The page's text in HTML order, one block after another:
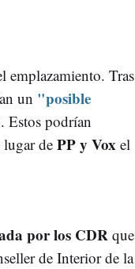
emplazamiento. Tras
un "posible
Estos podrían
lugar de PP y Vox el
por los CDRque
de Interior de la